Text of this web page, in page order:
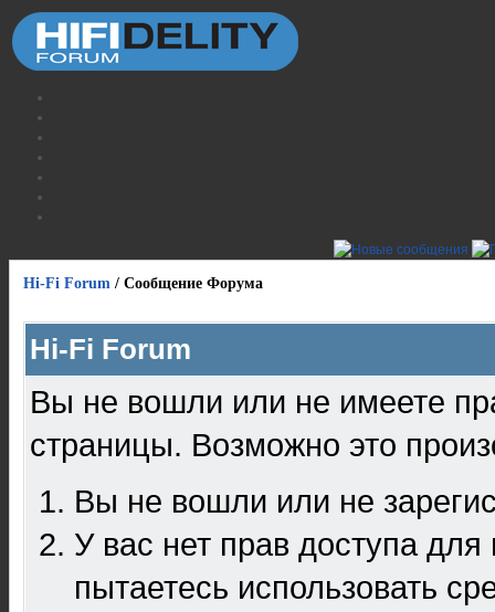
Hi-Fi Forum / Сообщение Форума
Hi-Fi Forum
Вы не вошли или не имеете
страницы. Возможно это
Вы не вошли или не
У вас нет прав доступа
пытаетесь использовать